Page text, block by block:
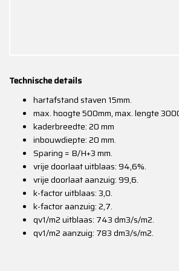
Technische details
hartafstand staven 15mm.
max. hoogte 500mm, max. lengte
kaderbreedte: 20 mm
inbouwdiepte: 20 mm.
Sparing = B/H+3 mm.
vrije doorlaat uitblaas: 94,6%.
vrije doorlaat aanzuig: 99,6.
k-factor uitblaas: 3,0.
k-factor aanzuig: 2,7.
qv1/m2 uitblaas: 743 dm3/s/m2.
qv1/m2 aanzuig: 783 dm3/s/m2.